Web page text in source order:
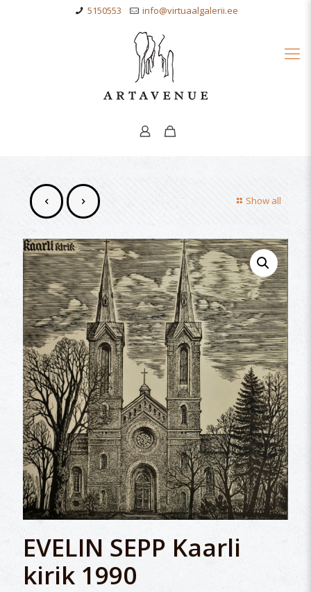
5150553 info@virtuaalgalerii.ee
Show all
EVELIN SEPP Kaarli
kirik 1990